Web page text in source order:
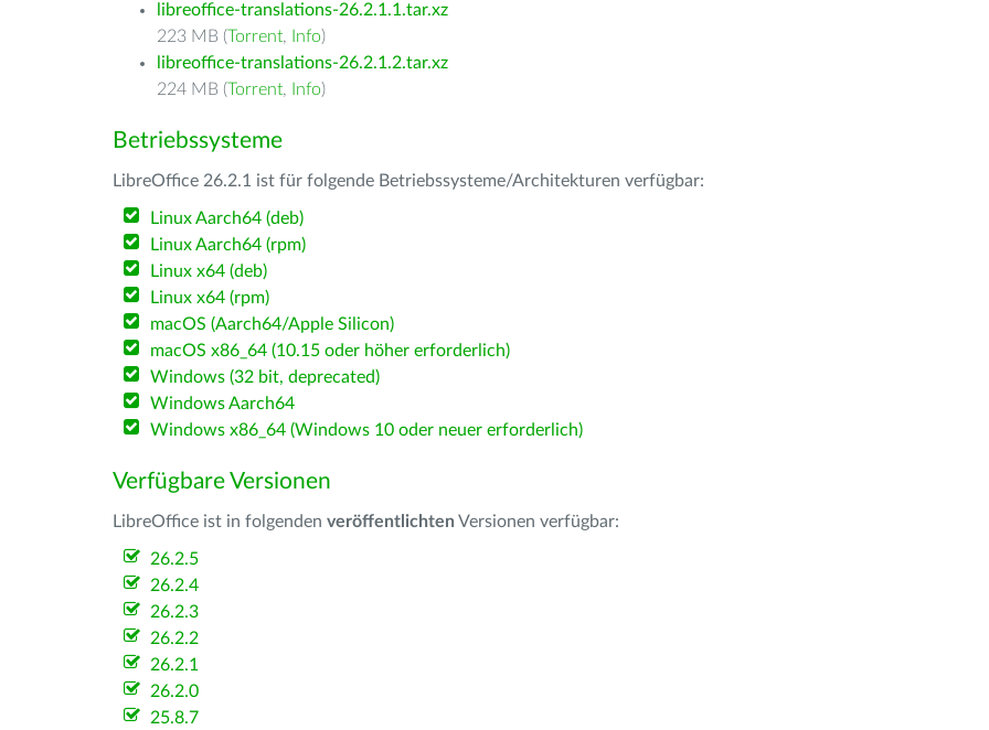
libreoffice-translations-26.2.1.1.tar.xz
223 MB (Torrent, Info)
libreoffice-translations-26.2.1.2.tar.xz
224 MB (Torrent, Info)
Betriebssysteme
LibreOffice 26.2.1 ist für folgende Betriebssysteme/Architekturen verfügbar:
Linux Aarch64 (deb)
Linux Aarch64 (rpm)
Linux x64 (deb)
Linux x64 (rpm)
macOS (Aarch64/Apple Silicon)
macOS x86_64 (10.15 oder höher erforderlich)
Windows (32 bit, deprecated)
Windows Aarch64
Windows x86_64 (Windows 10 oder neuer erforderlich)
Verfügbare Versionen
LibreOffice ist in folgenden veröffentlichten Versionen verfügbar:
26.2.5
26.2.4
26.2.3
26.2.2
26.2.1
26.2.0
25.8.7